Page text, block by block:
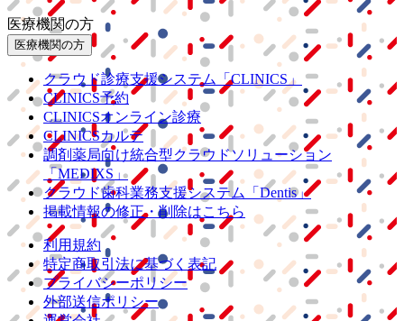
医療機関の方
医療機関の方
クラウド診療支援システム
「CLINICS」
CLINICS予約
CLINICSオンライン診療
CLINICSカルテ
調剤薬局向け統合型クラウドソリューション
「MEDIXS」
クラウド歯科業務支援システム
「Dentis」
掲載情報の修正・削除はこちら
利用規約
特定商取引法に基づく表記
プライバシーポリシー
外部送信ポリシー